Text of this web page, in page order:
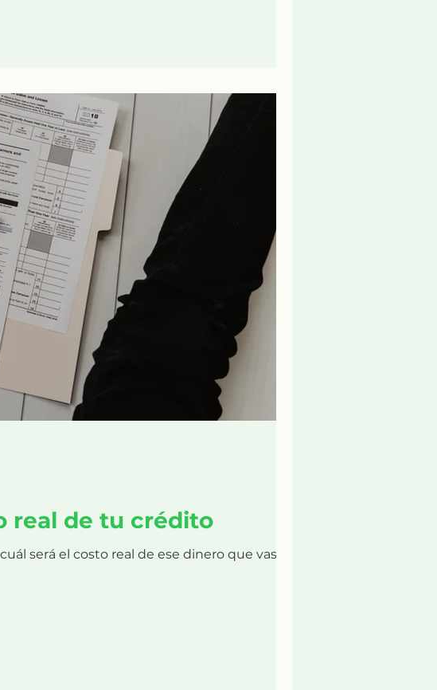
real de tu crédito
será el costo real de ese dinero que vas a